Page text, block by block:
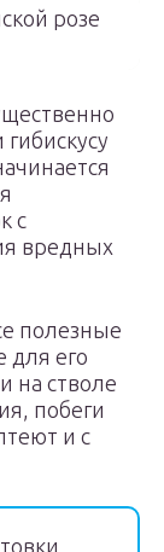
розе
с
вредных
полезные
для его
на стволе
побеги
и с